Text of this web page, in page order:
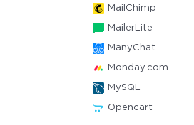
MailChimp
MailerLite
ManyChat
Monday.com
MySQL
Opencart